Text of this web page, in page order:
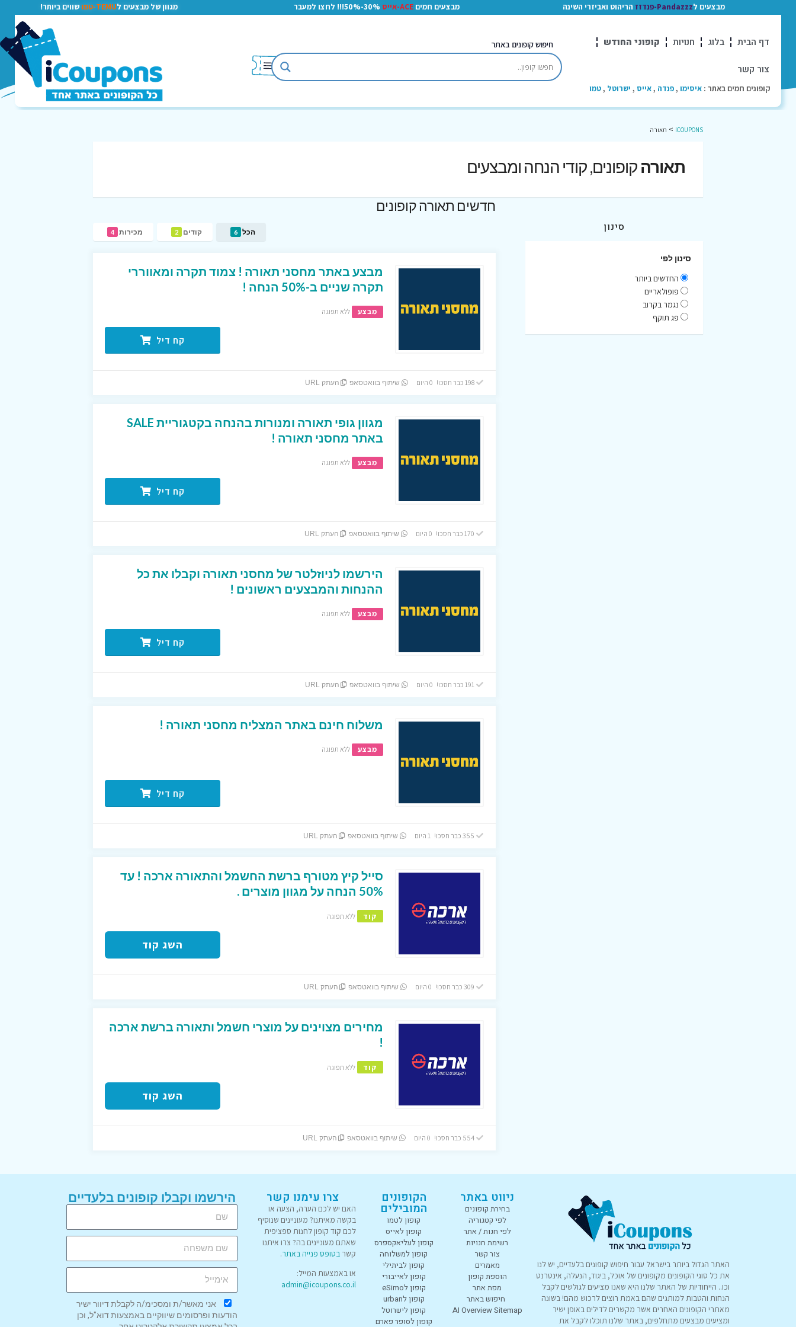
מבצעים לPandazzz-פנדזז הריהוט ואביזרי השינה מבצעים חמיםACE-אייס 30%-50%!!! לחצו למעבר מגוון של מבצעים לTEMU-טמו שווים ביותר!
דף הבית בלוג חנויות קופוני החודש
צור קשר
קופונים חמים באתר : איסימו ,פנדה ,אייס , ישרוטל ,טמו
חיפוש קופונים באתר
ICOUPONS
> תאורה
תאורה קופונים, קודי הנחה ומבצעים
חדשים תאורה קופונים
הכל 6 קודים 2 מכירות 4
מבצע באתר מחסני תאורה ! צמוד תקרה ומאווררי
תקרה שניים ב-50% הנחה !
מבצע ללא תפוגה
קח דיל
198 כבר חסכו! 0 היום שיתוף בוואטסאפ העתק URL
מגוון גופי תאורה ומנורות בהנחה בקטגוריית SALE
באתר מחסני תאורה !
מבצע ללא תפוגה
קח דיל
שיתוף בוואטסאפ העתק URL
הירשמו לניוזלטר של מחסני תאורה וקבלו את כל
ההנחות והמבצעים ראשונים !
מבצע ללא תפוגה
קח דיל
191 כבר חסכו! 0 היום שיתוף בוואטסאפ העתק URL
משלוח חינם באתר המצליח מחסני תאורה !
מבצע ללא תפוגה
קח דיל
שיתוף בוואטסאפ העתק URL
סייל קיץ מטורף ברשת החשמל והתאורה ארכה ! עד
50% הנחה על מגוון מוצרים .
קוד ללא תפוגה
השג קוד
שיתוף בוואטסאפ העתק URL
מחירים מצוינים על מוצרי חשמל ותאורה ברשת ארכה
!
קוד ללא תפוגה
השג קוד
554 כבר חסכו! 0 היום שיתוף בוואטסאפ העתק URL
סינון
סינון לפי
החדשים ביותר
פופולאריים
נגמר בקרוב
פג תוקף
האתר הגדול ביותר בישראל עבור חיפוש קופונים בלעדיים, יש לנו
את כל סוגי הקופונים מקופונים של אוכל, ביגוד, הנעלה, אינטרנט
וכו.. הייחודיות של האתר שלנו היא שאנו מציעים לגולשים לקבל
הנחות והטבות למותגים שהם באמת רוצים לרכוש מהם! בשונה
מאתרי הקופונים האחרים אשר מקשרים לדילים באופן ישיר
ומציעים מבצעים מתחלפים, באתר שלנו תוכלו לקבל את
ניווט באתר
בחירת קופונים
לפי קטגוריה
לפי חנות / אתר
רשימת חנויות
צור קשר
מאמרים
הוספת קופון
מפת אתר
חיפוש באתר
AI Overview Sitemap
הקופונים
המובילים
קופון לטמו
קופון לאייס
קופון לעליאקספרס
קופון למשלוחה
קופון לביתילי
קופון לאייבורי
קופון לeSimo
קופון לurban
קופון לישרוטל
קופון לסופר פארם
צרו עימנו קשר
האם יש לכם הערה, הצעה או
בקשה מאיתנו? מעוניינים שנוסיף
לכם קוד קופון לחנות ספציפית
שאתם מעוניינים בה? צרו איתנו
קשר בטופס פנייה באתר.
או באמצעות המייל:
admin@icoupons.co.il
הירשמו וקבלו קופונים בלעדיים
אני מאשר/ת ומסכימ/ה לקבלת דיוור ישיר
הודעות ופרסומים שיווקיים באמצעות דוא"ל, וכן